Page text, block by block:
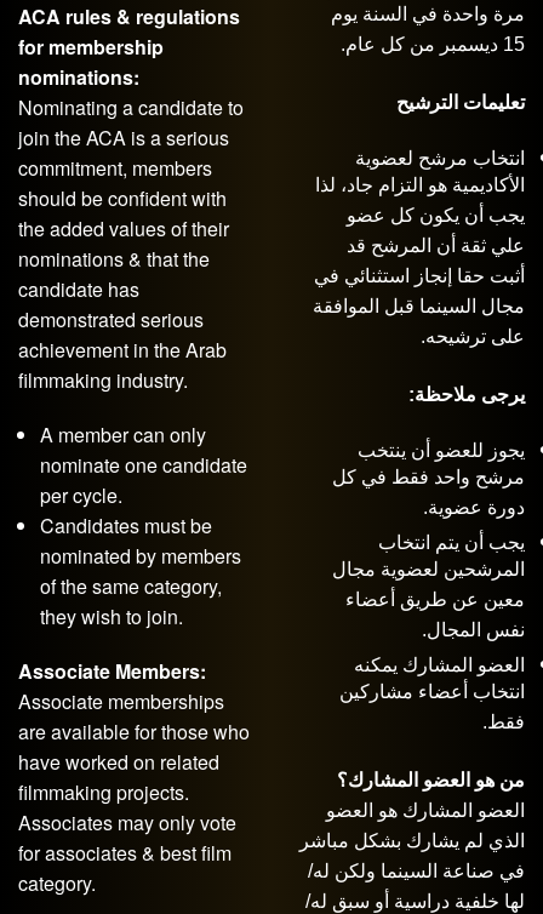
ACA rules & regulations
for membership
nominations:
Nominating a candidate to
join the ACA is a serious
commitment, members
should be confident with
the added values of their
nominations & that the
candidate has
demonstrated serious
achievement in the Arab
filmmaking industry.
A member can only
nominate one candidate
per cycle.
Candidates must be
nominated by members
of the same category,
they wish to join.
Associate Members:
Associate memberships
are available for those who
have worked on related
filmmaking projects.
Associates may only vote
for associates & best film
category.
مرة واحدة في السنة يوم
15 ديسمبر من كل عام.
تعليمات الترشيح
انتخاب مرشح لعضوية
الأكاديمية هو التزام جاد، لذا
يجب أن يكون كل عضو
علي ثقة أن المرشح قد
أثبت حقا إنجاز استثنائي في
مجال السينما قبل الموافقة
على ترشيحه.
يرجى ملاحظة:
يجوز للعضو أن ينتخب
مرشح واحد فقط في كل
دورة عضوية.
يجب أن يتم انتخاب
المرشحين لعضوية مجال
معين عن طريق أعضاء
نفس المجال.
العضو المشارك يمكنه
انتخاب أعضاء مشاركين
فقط.
من هو العضو المشارك؟
العضو المشارك هو العضو
الذي لم يشارك بشكل مباشر
في صناعة السينما ولكن له/
لها خلفية دراسية أو سبق له/